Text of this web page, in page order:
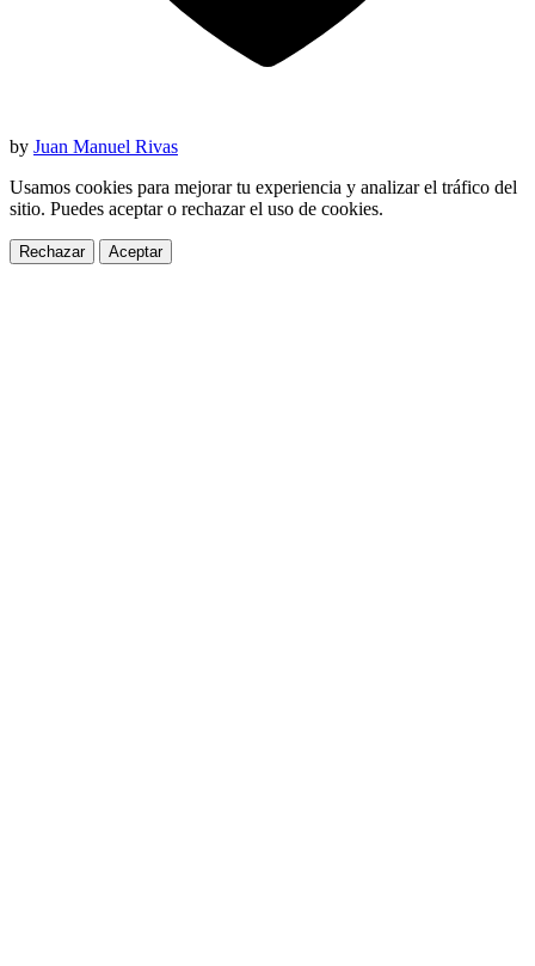
by Juan Manuel Rivas
Usamos cookies para mejorar tu experiencia y analizar el tráfico del
sitio. Puedes aceptar o rechazar el uso de cookies.
Rechazar Aceptar